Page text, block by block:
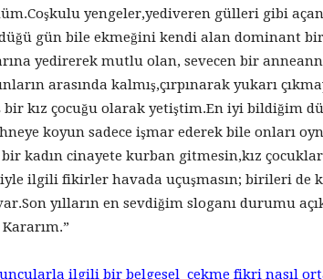
yengeler,yediveren gülleri gibi açan
gün bile ekmeğini kendi alan dominant bir
yedirerek mutlu olan, sevecen bir
arasında kalmış,çırpınarak yukarı
bir kız çocuğu olarak yetiştim.En iyi bildiğim
koyun sadece işmar ederek bile onları
kadın cinayete kurban gitmesin,kız
ilgili fikirler havada uçuşmasın; birileri de
yılların en sevdiğim sloganı durumu
ilgili bir belgesel çekme fikri nasıl